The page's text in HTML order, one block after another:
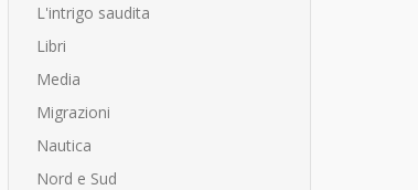
L'intrigo saudita
Libri
Media
Migrazioni
Nautica
Nord e Sud